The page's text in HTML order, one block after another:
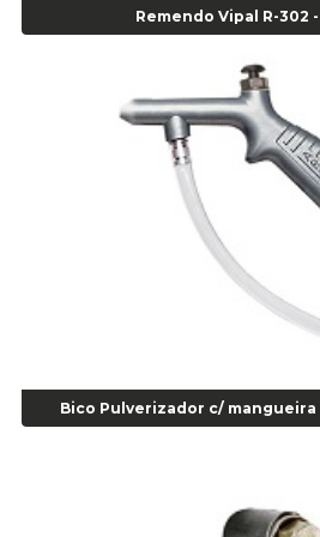
Alicate de Corte Diagonal - cod 02138
Alicate de Pressão Gedore - Cod 01856
Alicate para Abracadeira 3/16" x 1.3/16"
Alicate para Anéis Externos Bico Reto -
Alicate para Anéis Externos com Bico
Alicate para Anéis Internos Bico Curvo -
Alicate para Anéis Tipo Trava Câmbio
Alicate para Balanceamento - Cod 03078
Alicate para trava de cambio 398 11" -
Anel Centralizador Fiat 4 pçs - Amarelo -
Anel Centralizador Peugeot 4pçs - Branco
Remendo Vipal R-302 -
Bico Pulverizador c/ mangueira